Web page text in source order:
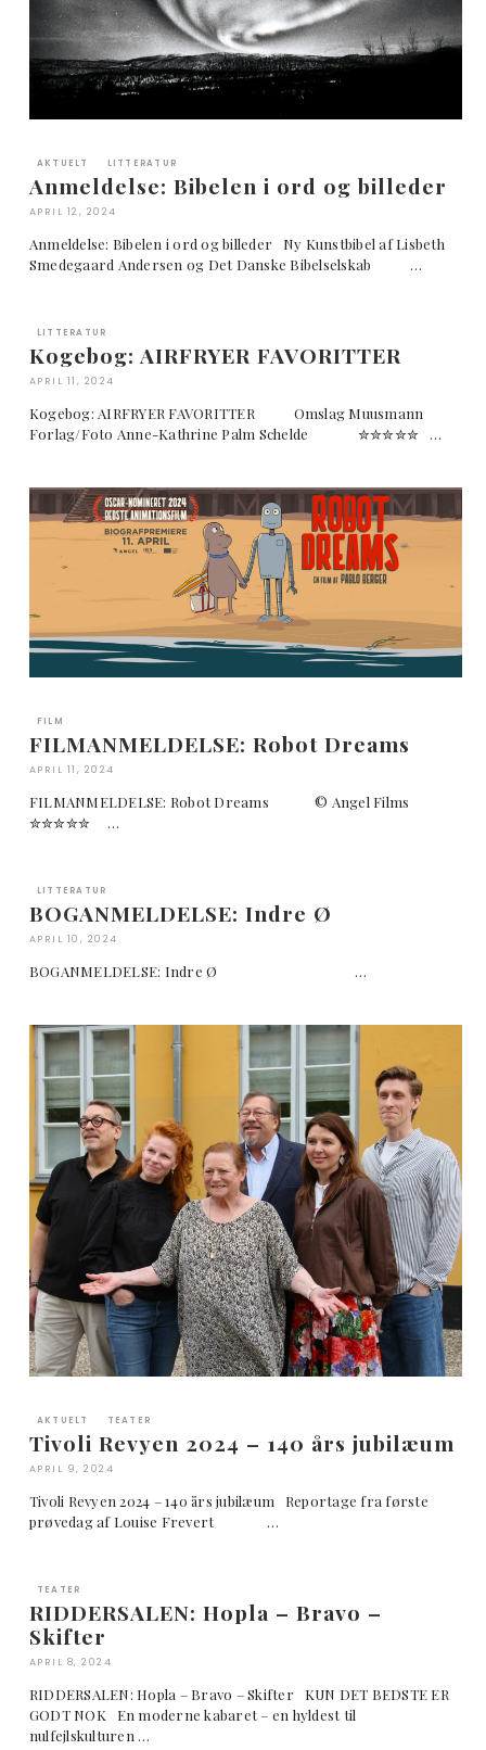
AKTUELT LITTERATUR
Anmeldelse: Bibelen i ord og billeder
APRIL 12, 2024
Anmeldelse: Bibelen i ord og billeder Ny Kunstbibel af Lisbeth
Smedegaard Andersen og Det Danske Bibelselskab …
LITTERATUR
Kogebog: AIRFRYER FAVORITTER
APRIL 11, 2024
Kogebog: AIRFRYER FAVORITTER Omslag Muusmann
Forlag/Foto Anne-Kathrine Palm Schelde ✮✮✮✮✮ …
FILM
FILMANMELDELSE: Robot Dreams
APRIL 11, 2024
FILMANMELDELSE: Robot Dreams © Angel Films
✮✮✮✮✮ …
LITTERATUR
BOGANMELDELSE: Indre Ø
APRIL 10, 2024
BOGANMELDELSE: Indre Ø …
AKTUELT TEATER
Tivoli Revyen 2024 – 140 års jubilæum
APRIL 9, 2024
Tivoli Revyen 2024 – 140 års jubilæum Reportage fra første
prøvedag af Louise Frevert …
TEATER
RIDDERSALEN: Hopla – Bravo –
Skifter
APRIL 8, 2024
RIDDERSALEN: Hopla – Bravo – Skifter KUN DET BEDSTE ER
GODT NOK En moderne kabaret – en hyldest til
nulfejlskulturen …